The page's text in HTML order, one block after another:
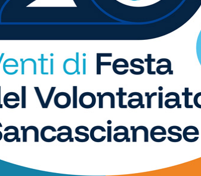
Campionati toscani canottaggio:
5.000 metri da sogno per
Massimiliano Martire
IMPRUNETA - Si sono svolti lo scorso fine settimana in
fondo (5.000 metri), a cui hanno...